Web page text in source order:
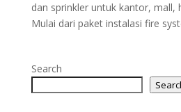
dan sprinkler untuk kantor, mall,
Mulai dari paket instalasi fire
Search